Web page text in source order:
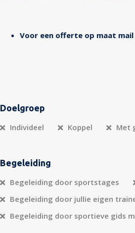
Voor een offerte op maat
Doelgroep
Individeel
Koppel Met
Begeleiding
Begeleiding door sportstages
Begeleiding door jullie eigen
Begeleiding door sportieve gids